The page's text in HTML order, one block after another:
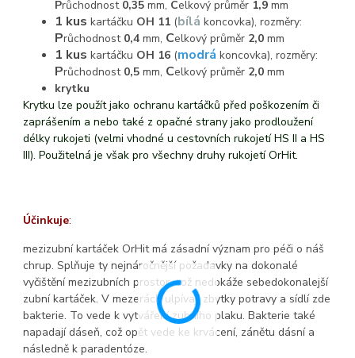
Průchodnost 0,35 mm, Celkový průměr 1,9 mm
1 kus kartáčku OH 11 (bílá koncovka), rozměry:
Průchodnost 0,4 mm, Celkový průměr 2,0 mm
1 kus kartáčku OH 16 (modrá koncovka), rozměry:
Průchodnost 0,5 mm, Celkový průměr 2,0 mm
krytku
Krytku lze použít jako ochranu kartáčků před poškozením či
zaprášením a nebo také z opačné strany jako prodloužení
délky rukojeti (velmi vhodné u cestovních rukojetí HS II a HS
III). Použitelná je však pro všechny druhy rukojetí OrHit.
Účinkuje:
mezizubní kartáček OrHit má zásadní význam pro péči o náš
chrup. Splňuje ty nejnáročnější požadavky na dokonalé
vyčištění mezizubních prostor, což nedokáže sebedokonalejší
zubní kartáček. V mezerách ulpívají zbytky potravy a sídlí zde
bakterie. To vede k vytváření zubního plaku. Bakterie také
napadají dáseň, což opět vede ke krvácení, zánětu dásní a
následně k paradentóze.